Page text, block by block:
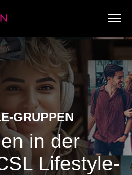
GRUPPEN
in der
Lifestyle-